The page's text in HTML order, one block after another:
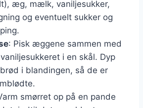
æg, mælk, vaniljesukker,
og eventuelt sukker og
: Pisk æggene sammen med
i en skål. Dyp
i blandingen, så de er
smørret op på en pande